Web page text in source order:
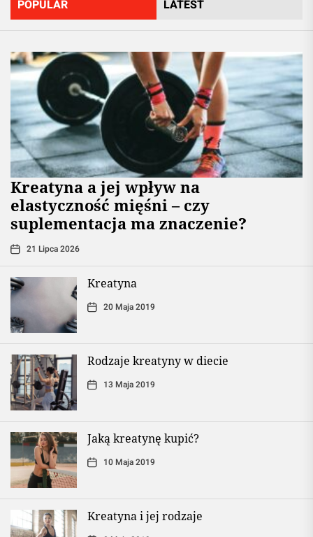
jej
POPULAR LATEST
Kreatyna a jej wpływ na
elastyczność mięśni – czy
suplementacja ma znaczenie?
21 Lipca 2026
Kreatyna
20 Maja 2019
Rodzaje kreatyny w diecie
13 Maja 2019
Jaką kreatynę kupić?
10 Maja 2019
Kreatyna i jej rodzaje